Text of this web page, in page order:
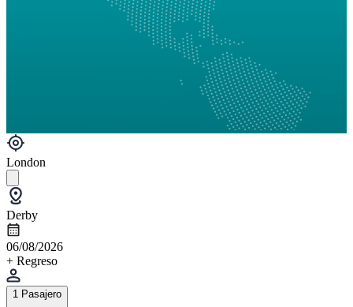
London
Derby
06/08/2026
+ Regreso
1 Pasajero